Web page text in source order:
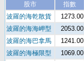
股市
指數
波羅的海乾散貨
1273.00
波羅的海海岬型
2053.00
波羅的海巴拿馬
1241.00
波羅的海極限型
1069.00